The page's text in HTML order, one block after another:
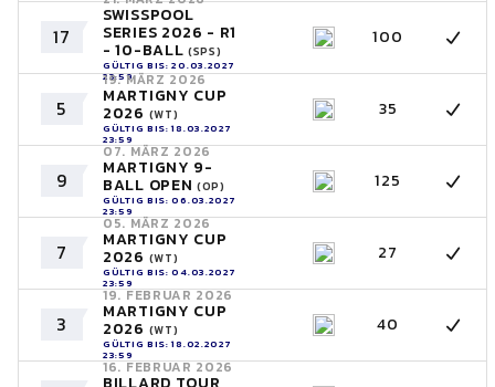
17
SWISSPOOL
SERIES 2026 - R1
- 10-BALL (SPS)
GÜLTIG BIS: 20.03.2027
23:59
100
5
19. MÄRZ 2026
MARTIGNY CUP
2026 (WT)
GÜLTIG BIS: 18.03.2027
23:59
35
9
07. MÄRZ 2026
MARTIGNY 9-
BALL OPEN (OP)
GÜLTIG BIS: 06.03.2027
23:59
125
7
05. MÄRZ 2026
MARTIGNY CUP
2026 (WT)
GÜLTIG BIS: 04.03.2027
23:59
27
3
19. FEBRUAR 2026
MARTIGNY CUP
2026 (WT)
GÜLTIG BIS: 18.02.2027
23:59
40
16. FEBRUAR 2026